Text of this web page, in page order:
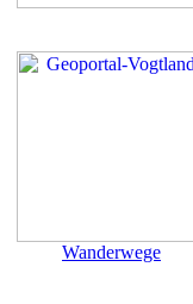
Wanderwege